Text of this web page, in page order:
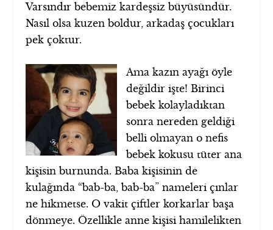
Varsındır bebemiz kardeşsiz büyüsündür.
Nasıl olsa kuzen boldur, arkadaş çocukları
pek çoktur.
Ama kazın ayağı öyle
değildir işte! Birinci
bebek kolayladıktan
sonra nereden geldiği
belli olmayan o nefis
bebek kokusu tüter ana
kişisin burnunda. Baba kişisinin de
kulağında “bab-ba, bab-ba” nameleri çınlar
ne hikmetse. O vakit çiftler korkarlar başa
dönmeye. Özellikle anne kişisi hamilelikten